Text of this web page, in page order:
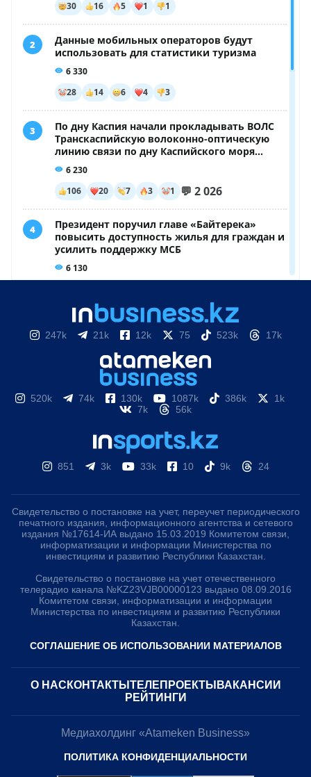
247k 21k 12k 75 523k 17k
520k 74k 130k 1087k 386k
1k
7k
56k
851 3k 33k 10 9k 24
Свидетельство о постановке на учет, переучет периодического
печатного издания, информационного агентства и сетевого
издания №17614-ИА выдано 15.03.2019 Комитетом связи,
информатизации и информации Министерства по
инвестициям и развитию Республики Казахстан.
Свидетельство о постановке на учет отечественного
телерадио канала №KZ23VJB00000123 выдано 08.09.2016
Комитетом связи, информатизации и информации
Министерства по инвестициям и развитию Республики
Казахстан.
СОГЛАШЕНИЕ ОБ ИСПОЛЬЗОВАНИИ МАТЕРИАЛОВ
О НАС КОНТАКТЫ ТЕЛЕПРОЕКТЫ ВАКАНСИИ
РЕЙТИНГИ
Медиахолдинг «Atameken Business»
ПОЛИТИКА КОНФИДЕНЦИАЛЬНОСТИ